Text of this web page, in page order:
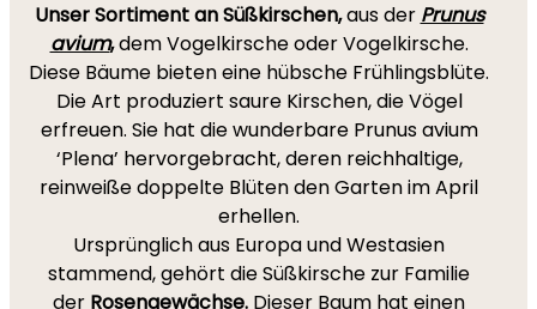
Unser Sortiment an Süßkirschen,aus der Prunus
avium,demVogelkirsche oder Vogelkirsche.
Diese Bäume bieten eine hübsche Frühlingsblüte.
Die Art produziert saure Kirschen, die Vögel
erfreuen. Sie hat die wunderbare Prunus avium
‘Plena’ hervorgebracht, deren reichhaltige,
reinweiße doppelte Blüten den Garten im April
erhellen.
Ursprünglich aus Europa und Westasien
stammend, gehört die Süßkirsche zur Familie
der Rosengewächse. Dieser Baum hat einen